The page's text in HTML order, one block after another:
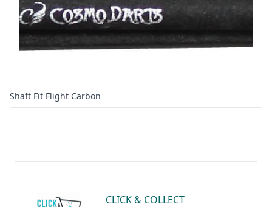
Shaft Fit Flight Carbon
CLICK & COLLECT